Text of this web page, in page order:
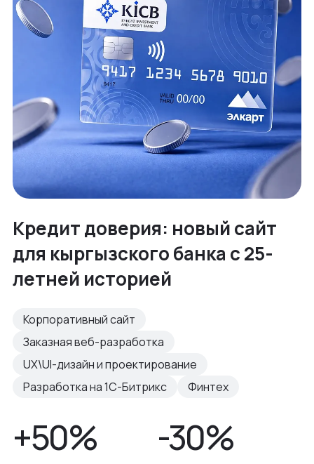
Кредит доверия: новый сайт
для кыргызского банка с 25-
летней историей
Корпоративный сайт
Заказная веб-разработка
UX\UI-дизайн и проектирование
Разработка на 1С-Битрикс
Финтех
+50% -30%